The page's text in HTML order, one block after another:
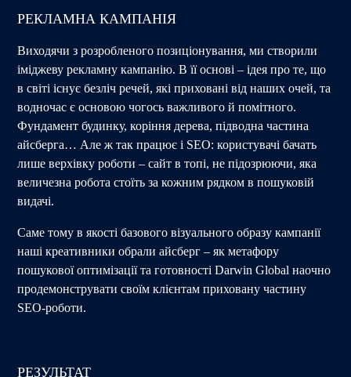
РЕКЛАМНА КАМПАНІЯ
Виходячи з розробленого позиціонування, ми створили
іміджеву рекламну кампанію. В її основі – ідея про те, що
в світі існує безліч речей, які приховані від наших очей, та
водночас є основою чогось важливого й помітного.
Фундамент будинку, коріння дерева, підводна частина
айсберга… Але ж так працює і SEO: користувачі бачать
лише верхівку роботи – сайт в топі, не підозрюючи, яка
величезна робота стоїть за кожним рядком в пошуковій
видачі.
Саме тому в якості базового візуального образу кампанії
наші креативники обрали айсберг – як метафору
пошукової оптимізації та готовності Darwin Global наочно
продемонструвати своїм клієнтам приховану частину
SEO-роботи.
РЕЗУЛЬТАТ